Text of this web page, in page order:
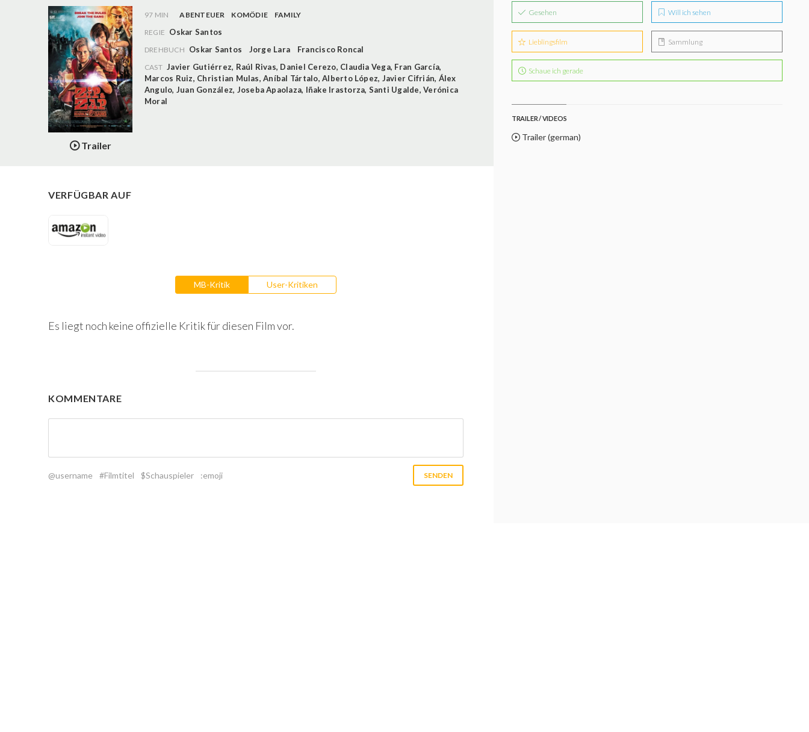
Trailer
97 MIN ABENTEUER KOMÖDIE
FAMILY
REGIE Oskar Santos
DREHBUCH Oskar Santos Jorge Lara Francisco Roncal
CAST Javier Gutiérrez, Raúl Rivas, Daniel Cerezo, Claudia Vega, Fran García,
Marcos Ruiz, Christian Mulas,Aníbal Tártalo,Alberto López, Javier Cifrián, Álex
Angulo, Juan González, Joseba Apaolaza, Iñake Irastorza, Santi Ugalde,Verónica
Moral
VERFÜGBAR AUF
MB-Kritik User-Kritiken
Es liegt noch keine offizielle Kritik für diesen Film vor.
KOMMENTARE
@username #Filmtitel $Schauspieler :emoji
Gesehen Will ich sehen
Lieblingsfilm Sammlung
Schaue ich gerade
TRAILER / VIDEOS
Trailer (german)